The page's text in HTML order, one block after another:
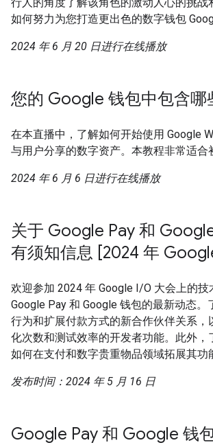
如何努力为您打造更出色的数字钱包
2024 年 6 月 20 日进行在线播放
您的 Google 钱包中包含哪
在本直播中，了解如何开始使用 Google
与用户分享的数字资产。本教程非常适合
2024 年 6 月 6 日进行在线播放
关于 Google Pay 和
有须知信息 [2024 年
欢迎参加 2024 年 Google I/O 大会上的技
Google Pay 和 Google 钱包的最新动态。
行为和扩展付款方式的新合作伙伴关系，
化次数和测试效率的开发者功能。此外，
如何在支付和数字贵重物品领域拓展其功
发布时间：2024 年 5 月 16 日
Google Pay 和 Google 钱